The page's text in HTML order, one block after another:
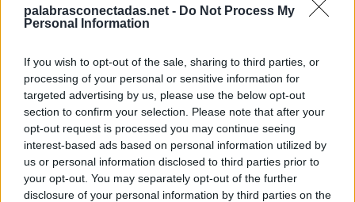
palabrasconectadas.net - Do Not Process My
Personal Information
If you wish to opt-out of the sale, sharing to third parties, or
processing of your personal or sensitive information for
targeted advertising by us, please use the below opt-out
section to confirm your selection. Please note that after your
opt-out request is processed you may continue seeing
interest-based ads based on personal information utilized by
us or personal information disclosed to third parties prior to
your opt-out. You may separately opt-out of the further
disclosure of your personal information by third parties on the
C
A L
E
R
I E
L
L
A C
E
C
U R I
A
R
E C I
A
C
U A
L
R
E A
L